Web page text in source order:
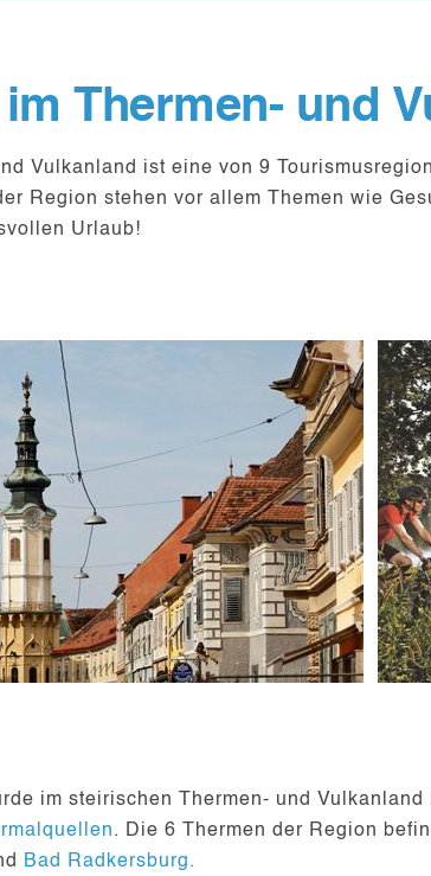
Thermen- und
Vulkanland ist eine von 9
Region stehen vor allem Themen wie
Urlaub!
im steirischen Thermen- und Vulkanland
. Die 6 Thermen der Region
Bad Radkersburg.